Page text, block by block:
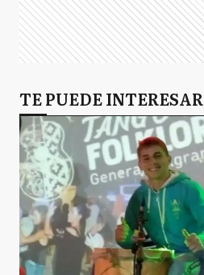
TE PUEDE INTERESAR